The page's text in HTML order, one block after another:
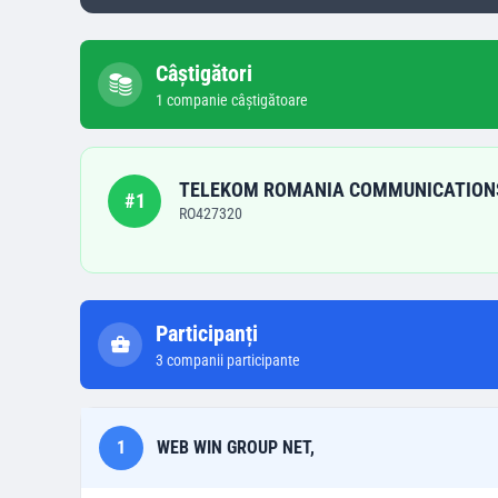
Câștigători
1 companie câștigătoare
#1 TELEKOM ROMANIA
RO427320
Participanți
3 companii participante
1 WEB WIN GROUP NET,